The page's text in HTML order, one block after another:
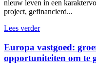
nieuw leven in een
project, gefinancierd...
Lees verder
Europa vastgoed:
opportuniteiten om te